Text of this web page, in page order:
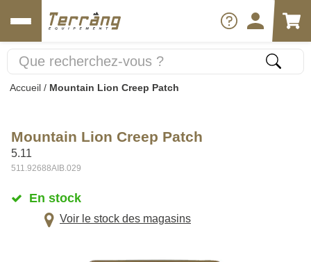
Accueil / Mountain Lion Creep Patch
Mountain Lion Creep Patch
5.11
511.92688AIB.029
En stock
Voir le stock des magasins